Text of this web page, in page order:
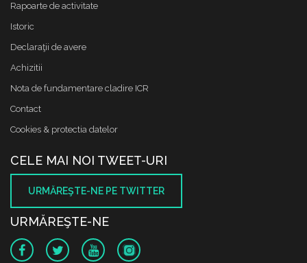
Rapoarte de activitate
Istoric
Declaraţii de avere
Achizitii
Nota de fundamentare cladire ICR
Contact
Cookies & protectia datelor
CELE MAI NOI TWEET-URI
URMĂREŞTE-NE PE TWITTER
URMĂREŞTE-NE